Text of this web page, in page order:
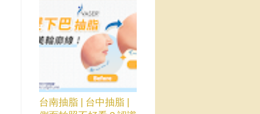
台南抽脂 | 台中抽脂 |